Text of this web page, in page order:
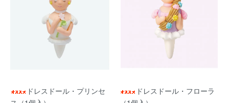
ドレスドール・プリンセ
ドレスドール・フローラ